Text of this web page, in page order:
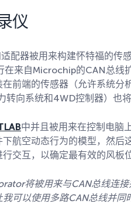
仪
配器被用来构建怀特福的传
在来自Microchip的CAN总线
在前端的传感器（允许系统
向系统和4WD控制器）也将
中并且被用来在控制电脑
航空动态行为的模型，然后
交互，以确定最有效的风板位
将被用来与CAN总线连
可以使用多路CAN总线并